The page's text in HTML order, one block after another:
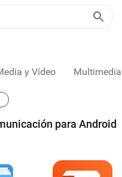
y Vídeo Multimedia
para Android